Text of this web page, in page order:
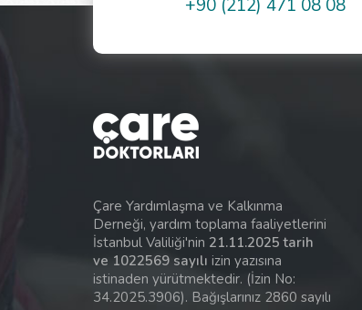
+90 (212) 471 08 08
Çare Yardımlaşma ve Kalkınma
Derneği, yardım toplama faaliyetlerini
İstanbul Valiliği'nin 21.11.2025 tarih
ve 1022569 sayılı izin yazısına
istinaden yürütmektedir. (İzin No:
34.2025.3906). Bağışlarınız 2860 sayılı